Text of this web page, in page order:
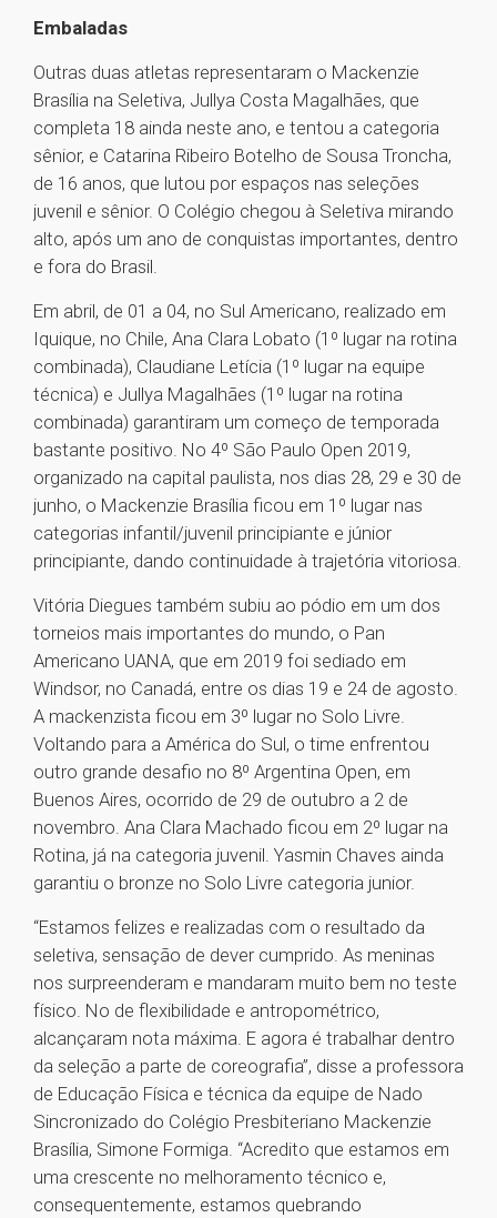
Embaladas
Outras duas atletas representaram o Mackenzie
Brasília na Seletiva, Jullya Costa Magalhães, que
completa 18 ainda neste ano, e tentou a categoria
sênior, e Catarina Ribeiro Botelho de Sousa Troncha,
de 16 anos, que lutou por espaços nas seleções
juvenil e sênior. O Colégio chegou à Seletiva mirando
alto, após um ano de conquistas importantes, dentro
e fora do Brasil.
Em abril, de 01 a 04, no Sul Americano, realizado em
Iquique, no Chile, Ana Clara Lobato (1º lugar na rotina
combinada), Claudiane Letícia (1º lugar na equipe
técnica) e Jullya Magalhães (1º lugar na rotina
combinada) garantiram um começo de temporada
bastante positivo. No 4º São Paulo Open 2019,
organizado na capital paulista, nos dias 28, 29 e 30 de
junho, o Mackenzie Brasília ficou em 1º lugar nas
categorias infantil/juvenil principiante e júnior
principiante, dando continuidade à trajetória vitoriosa.
Vitória Diegues também subiu ao pódio em um dos
torneios mais importantes do mundo, o Pan
Americano UANA, que em 2019 foi sediado em
Windsor, no Canadá, entre os dias 19 e 24 de agosto.
A mackenzista ficou em 3º lugar no Solo Livre.
Voltando para a América do Sul, o time enfrentou
outro grande desafio no 8º Argentina Open, em
Buenos Aires, ocorrido de 29 de outubro a 2 de
novembro. Ana Clara Machado ficou em 2º lugar na
Rotina, já na categoria juvenil. Yasmin Chaves ainda
garantiu o bronze no Solo Livre categoria junior.
“Estamos felizes e realizadas com o resultado da
seletiva, sensação de dever cumprido. As meninas
nos surpreenderam e mandaram muito bem no teste
físico. No de flexibilidade e antropométrico,
alcançaram nota máxima. E agora é trabalhar dentro
da seleção a parte de coreografia”, disse a professora
de Educação Física e técnica da equipe de Nado
Sincronizado do Colégio Presbiteriano Mackenzie
Brasília, Simone Formiga. “Acredito que estamos em
uma crescente no melhoramento técnico e,
consequentemente, estamos quebrando